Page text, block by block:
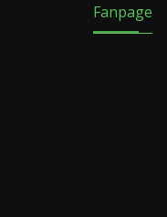
Fanpage